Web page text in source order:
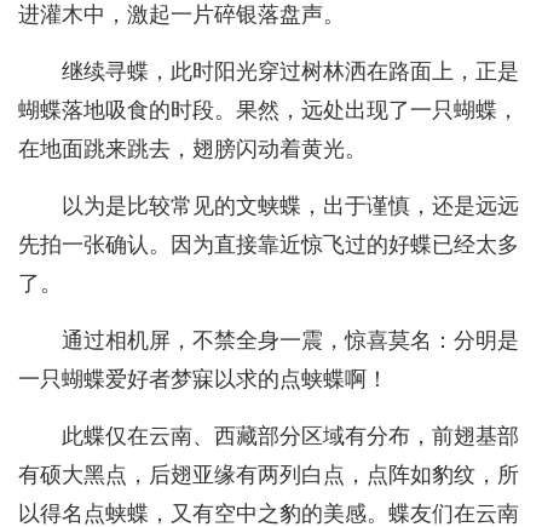
进灌木中，激起一片碎银落盘声。
继续寻蝶，此时阳光穿过树林洒在路面上，正是
蝴蝶落地吸食的时段。果然，远处出现了一只蝴蝶，
在地面跳来跳去，翅膀闪动着黄光。
以为是比较常见的文蛱蝶，出于谨慎，还是远远
先拍一张确认。因为直接靠近惊飞过的好蝶已经太多
了。
通过相机屏，不禁全身一震，惊喜莫名：分明是
一只蝴蝶爱好者梦寐以求的点蛱蝶啊！
此蝶仅在云南、西藏部分区域有分布，前翅基部
有硕大黑点，后翅亚缘有两列白点，点阵如豹纹，所
以得名点蛱蝶，又有空中之豹的美感。蝶友们在云南